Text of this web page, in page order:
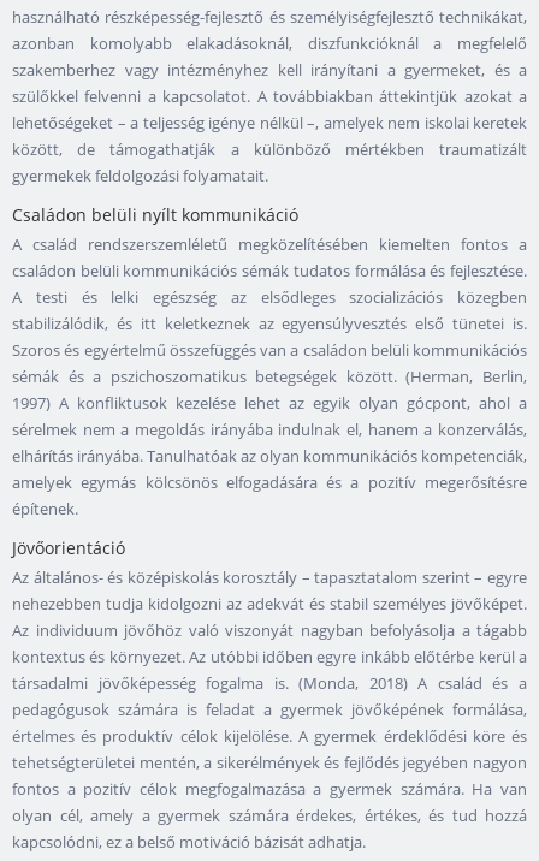
használható részképesség-fejlesztő és személyiségfejlesztő technikákat,
azonban komolyabb elakadásoknál, diszfunkcióknál a megfelelő
szakemberhez vagy intézményhez kell irányítani a gyermeket, és a
szülőkkel felvenni a kapcsolatot. A továbbiakban áttekintjük azokat a
lehetőségeket – a teljesség igénye nélkül –, amelyek nem iskolai keretek
között, de támogathatják a különböző mértékben traumatizált
gyermekek feldolgozási folyamatait.
Családon belüli nyílt kommunikáció
A család rendszerszemléletű megközelítésében kiemelten fontos a
családon belüli kommunikációs sémák tudatos formálása és fejlesztése.
A testi és lelki egészség az elsődleges szocializációs közegben
stabilizálódik, és itt keletkeznek az egyensúlyvesztés első tünetei is.
Szoros és egyértelmű összefüggés van a családon belüli kommunikációs
sémák és a pszichoszomatikus betegségek között. (Herman, Berlin,
1997) A konfliktusok kezelése lehet az egyik olyan gócpont, ahol a
sérelmek nem a megoldás irányába indulnak el, hanem a konzerválás,
elhárítás irányába. Tanulhatóak az olyan kommunikációs kompetenciák,
amelyek egymás kölcsönös elfogadására és a pozitív megerősítésre
építenek.
Jövőorientáció
Az általános- és középiskolás korosztály – tapasztatalom szerint – egyre
nehezebben tudja kidolgozni az adekvát és stabil személyes jövőképet.
Az individuum jövőhöz való viszonyát nagyban befolyásolja a tágabb
kontextus és környezet. Az utóbbi időben egyre inkább előtérbe kerül a
társadalmi jövőképesség fogalma is. (Monda, 2018) A család és a
pedagógusok számára is feladat a gyermek jövőképének formálása,
értelmes és produktív célok kijelölése. A gyermek érdeklődési köre és
tehetségterületei mentén, a sikerélmények és fejlődés jegyében nagyon
fontos a pozitív célok megfogalmazása a gyermek számára. Ha van
olyan cél, amely a gyermek számára érdekes, értékes, és tud hozzá
kapcsolódni, ez a belső motiváció bázisát adhatja.